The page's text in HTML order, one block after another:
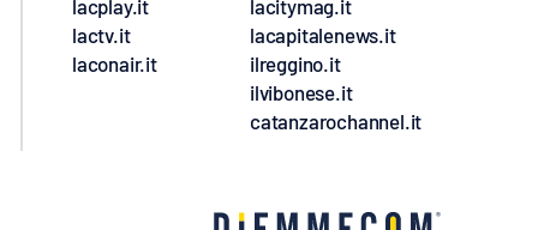
lacplay.it
lactv.it
laconair.it
lacitymag.it
lacapitalenews.it
ilreggino.it
ilvibonese.it
catanzarochannel.it